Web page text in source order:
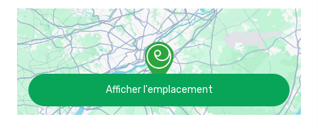
Afficher l'emplacement